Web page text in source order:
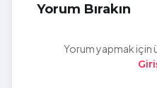
Yorum Bırakın
Yorum yapmak için